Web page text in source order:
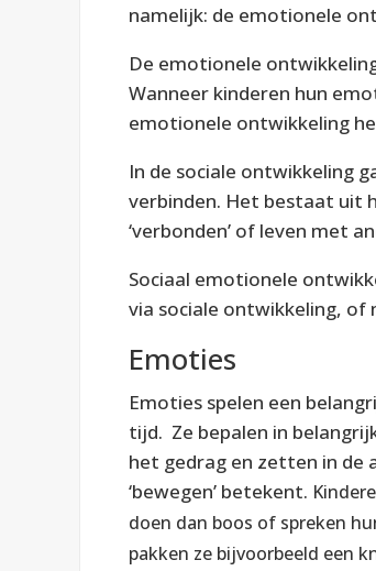
namelijk: de emotionele
De emotionele
Wanneer kinderen hun
emotionele ontwikkeling
In de sociale ontwikkeling
verbinden. Het bestaat uit
‘verbonden’ of leven met
Sociaal emotionele
via sociale ontwikkeling,
Emoties
Emoties spelen een
tijd. Ze bepalen in
het gedrag en zetten in de
‘bewegen’ betekent.
doen dan boos of spreken
pakken ze bijvoorbeeld een